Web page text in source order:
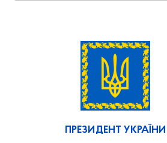
ПРЕЗИДЕНТ УКРАЇНИ